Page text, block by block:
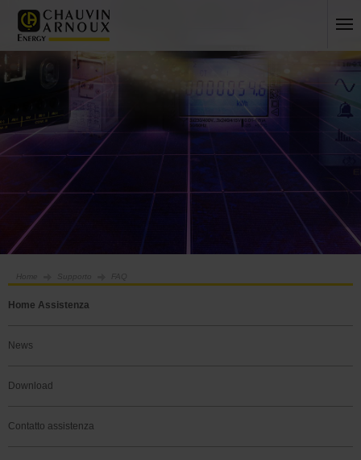
Home Supporto FAQ
Home Assistenza
News
Download
Contatto assistenza